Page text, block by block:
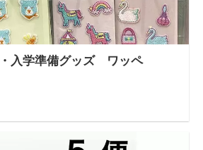
入学準備グッズ ワッペ